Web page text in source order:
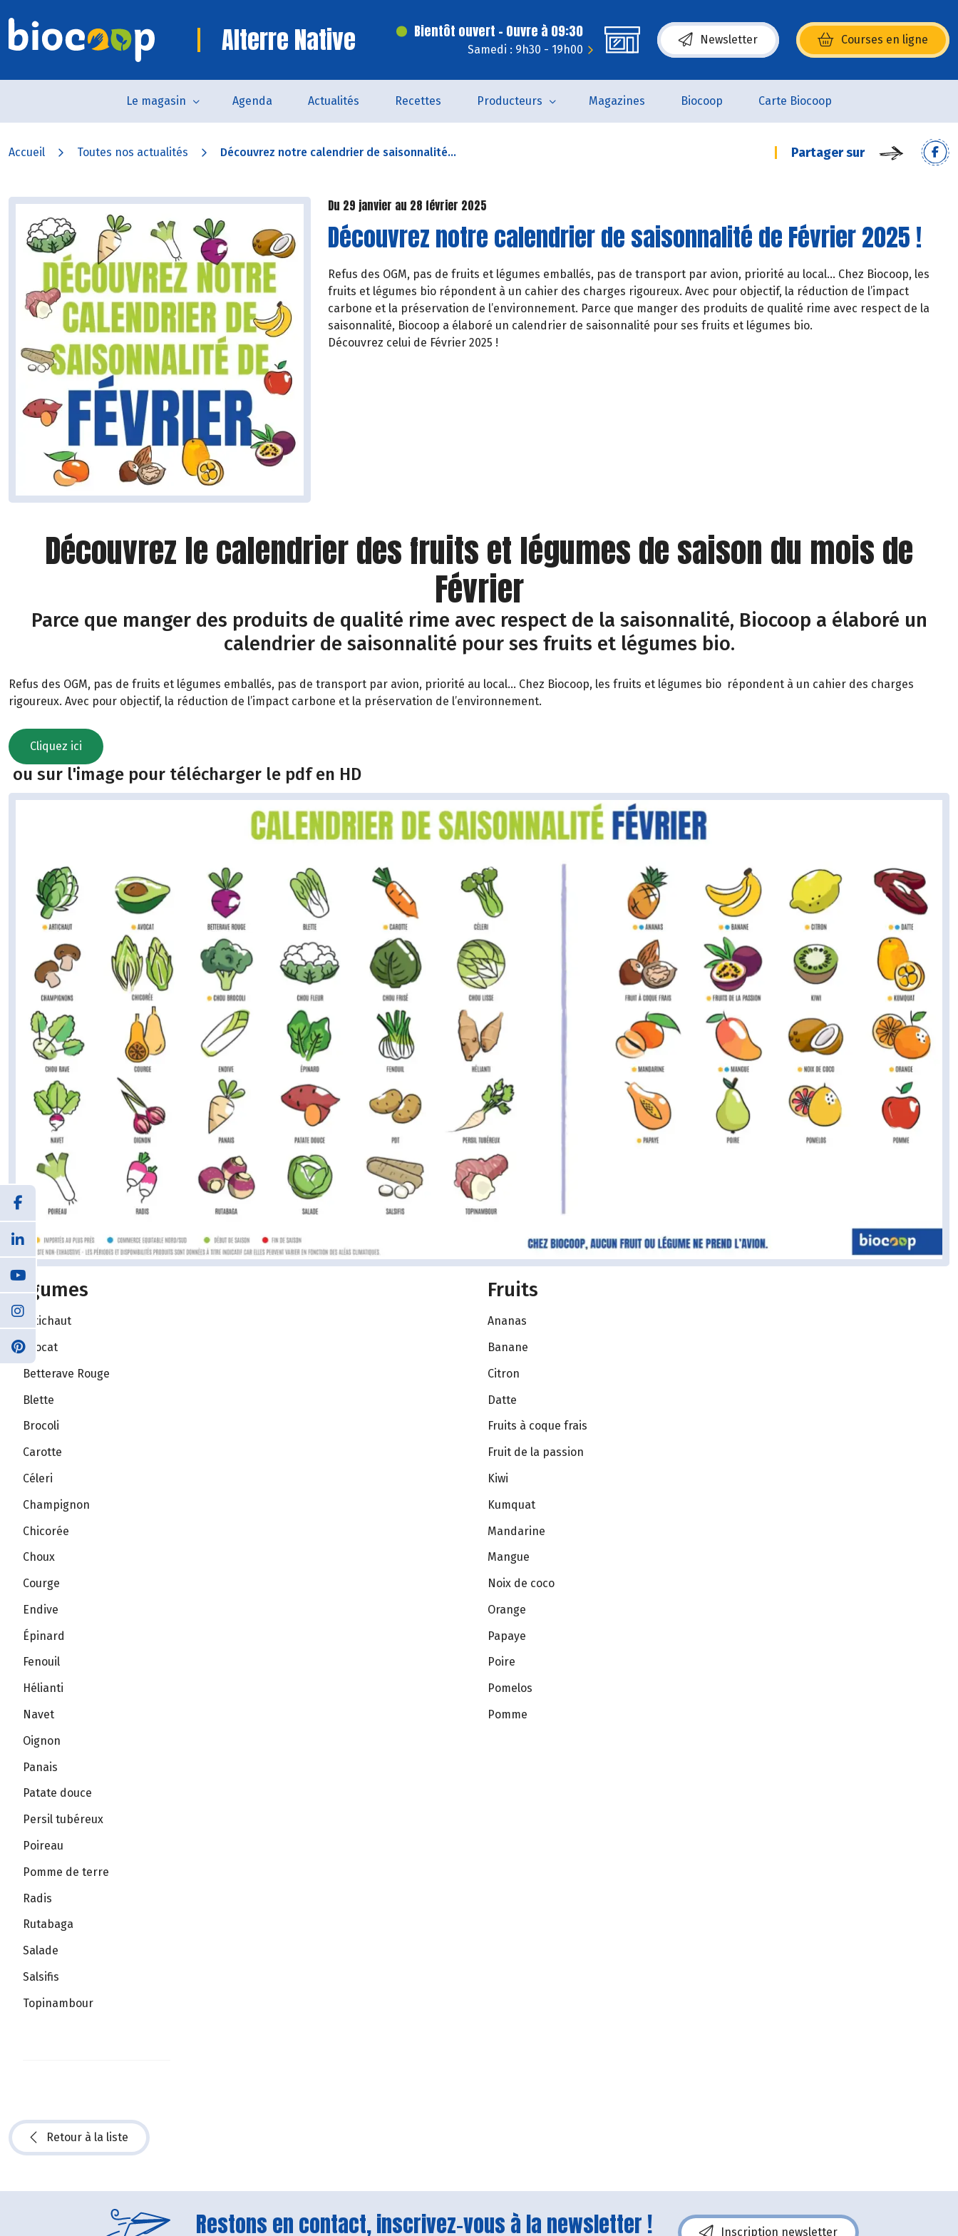
Alterre Native Bientôt ouvert - Ouvre à 09:30
Samedi : 9h30 - 19h00
Newsletter Courses en ligne
(s’ouvre dans une nouvelle fenêtre)
Le magasin Agenda Actualités Recettes Producteurs Magazines Biocoop Carte Biocoop
Accueil Toutes nos actualités Découvrez notre calendrier de saisonnalité... Partager sur
Du 29 janvier au 28 février 2025
Découvrez notre calendrier de saisonnalité de Février 2025 !
Refus des OGM, pas de fruits et légumes emballés, pas de transport par avion, priorité au local… Chez Biocoop, les
fruits et légumes bio répondent à un cahier des charges rigoureux. Avec pour objectif, la réduction de l’impact
carbone et la préservation de l’environnement. Parce que manger des produits de qualité rime avec respect de la
saisonnalité, Biocoop a élaboré un calendrier de saisonnalité pour ses fruits et légumes bio.
Découvrez celui de Février 2025 !
Découvrez le calendrier des fruits et légumes de saison du mois de
Février
Parce que manger des produits de qualité rime avec respect de la saisonnalité, Biocoop a élaboré un
calendrier de saisonnalité pour ses fruits et légumes bio.
Refus des OGM, pas de fruits et légumes emballés, pas de transport par avion, priorité au local… Chez Biocoop, les fruits et légumes bio répondent à un cahier des charges
rigoureux. Avec pour objectif, la réduction de l’impact carbone et la préservation de l’environnement.
Cliquez ici
ou sur l'image pour télécharger le pdf en HD
Légumes
Artichaut
Avocat
Betterave Rouge
Blette
Brocoli
Carotte
Céleri
Champignon
Chicorée
Choux
Courge
Endive
Épinard
Fenouil
Hélianti
Navet
Oignon
Panais
Patate douce
Persil tubéreux
Poireau
Pomme de terre
Radis
Rutabaga
Salade
Salsifis
Topinambour
Fruits
Ananas
Banane
Citron
Datte
Fruits à coque frais
Fruit de la passion
Kiwi
Kumquat
Mandarine
Mangue
Noix de coco
Orange
Papaye
Poire
Pomelos
Pomme
Retour à la liste
Restons en contact, inscrivez-vous à la newsletter ! Inscription newsletter